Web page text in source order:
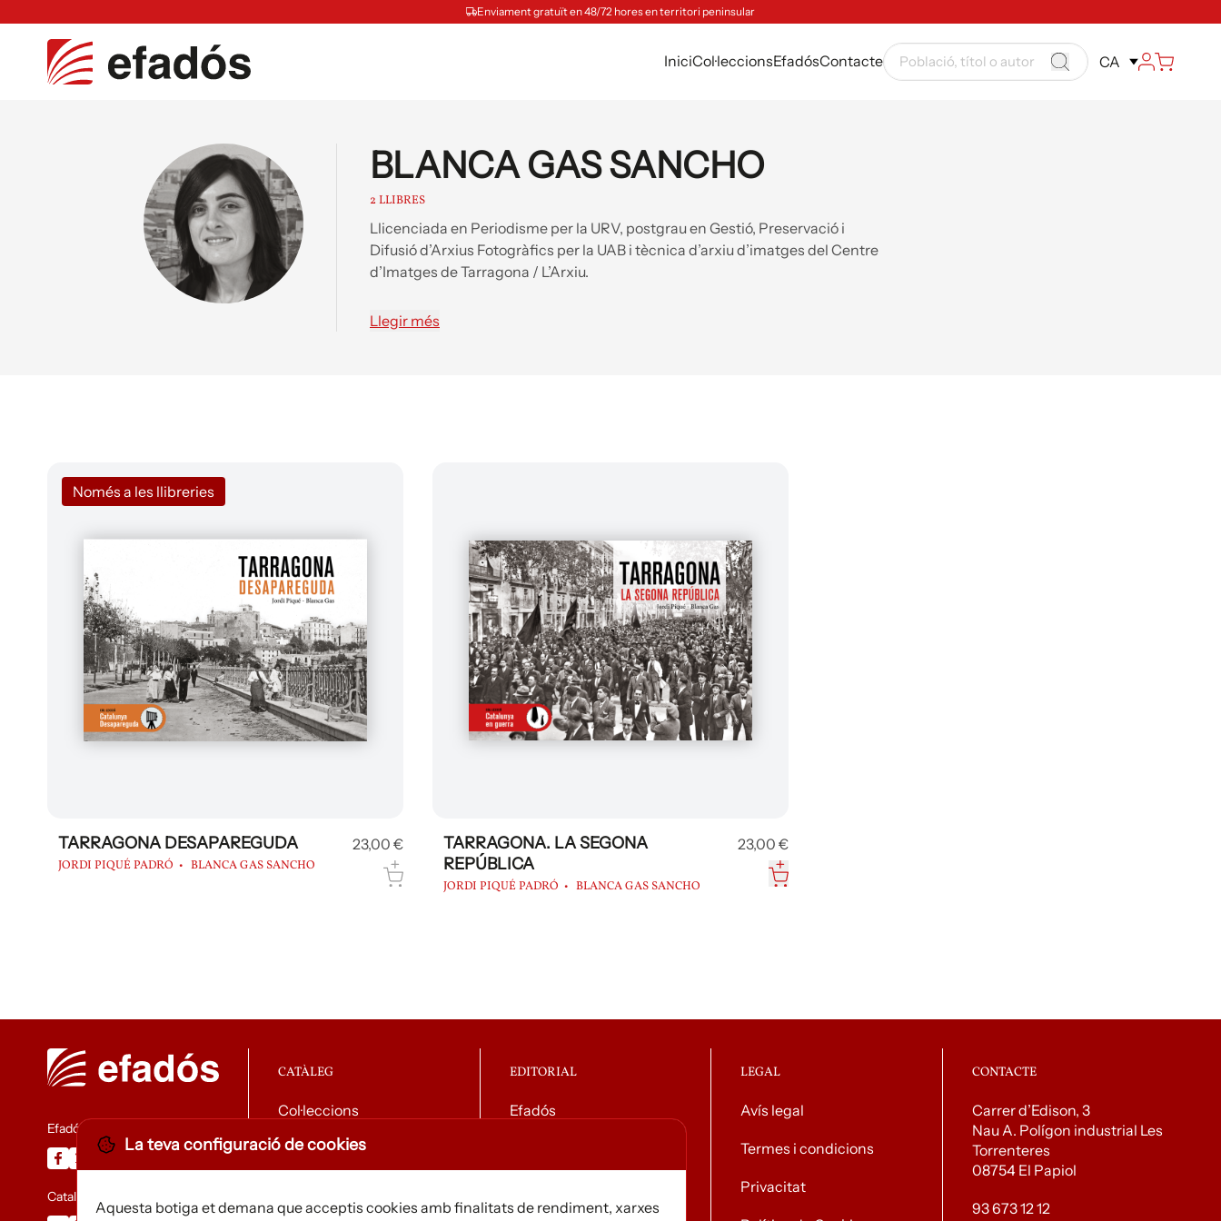
Enviament gratuït en 48/72 hores en territori peninsular
IniciCol·leccionsEfadósContacte CA
BLANCA GAS SANCHO
2 LLIBRES
Llicenciada en Periodisme per la URV, postgrau en Gestió, Preservació i
Difusió d’Arxius Fotogràfics per la UAB i tècnica d’arxiu d’imatges del Centre
d’Imatges de Tarragona / L’Arxiu.
Llegir més
Només a les llibreries
TARRAGONA DESAPAREGUDA
JORDI PIQUÉ PADRÓ BLANCA GAS SANCHO
23,00 €
TARRAGONA. LA SEGONA
REPÚBLICA
JORDI PIQUÉ PADRÓ BLANCA GAS SANCHO
23,00 €
Efadós
Catalunya Desapareguda
CATÀLEG
Col·leccions
Descarregar catàleg general
EDITORIAL
Efadós
LEGAL
Avís legal
Termes i condicions
Privacitat
CONTACTE
Carrer d’Edison, 3
Nau A. Polígon industrial Les
Torrenteres
08754 El Papiol
93 673 12 12
La teva configuració de cookies
Aquesta botiga et demana que acceptis cookies amb finalitats de rendiment, xarxes